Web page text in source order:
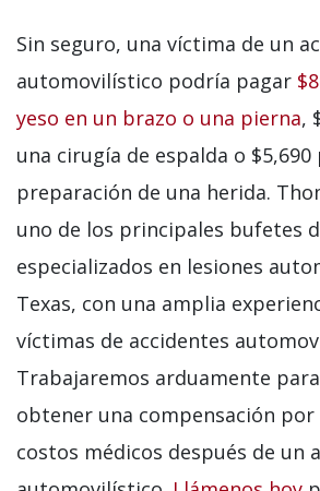
Sin seguro, una víctima de un
automovilístico podría pagar
yeso en un brazo o una pierna,
una cirugía de espalda o $5,690
preparación de una herida.
uno de los principales bufetes
especializados en lesiones
Texas, con una amplia
víctimas de accidentes
Trabajaremos arduamente
obtener una compensación por
costos médicos después de un